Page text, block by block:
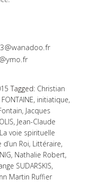
Tagged: Christian
FONTAINE, initiatique,
, Jacques
, Jean-Claude
La voie spirituelle
Roi, Littéraire,
, Nathalie Robert,
SUDARSKIS,
Martin Ruffier